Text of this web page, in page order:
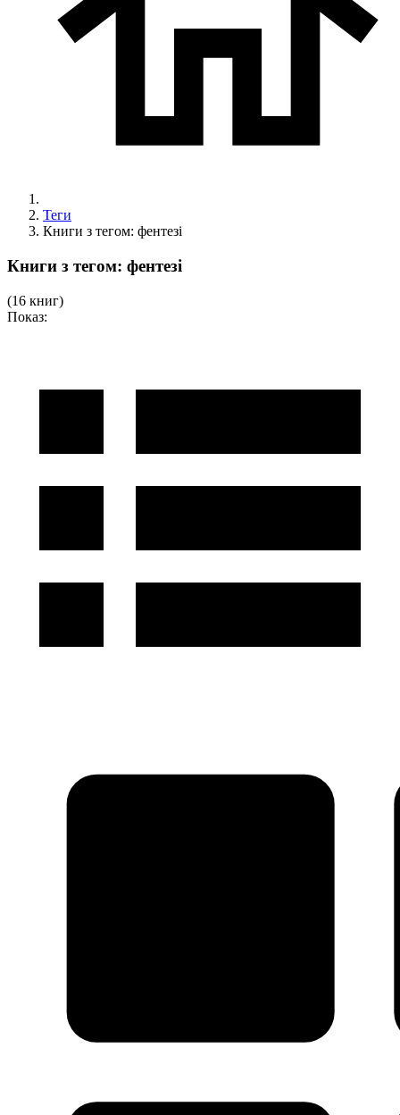
Теги
Книги з тегом: фентезі
Книги з тегом: фентезі
(16 книг)
Показ: